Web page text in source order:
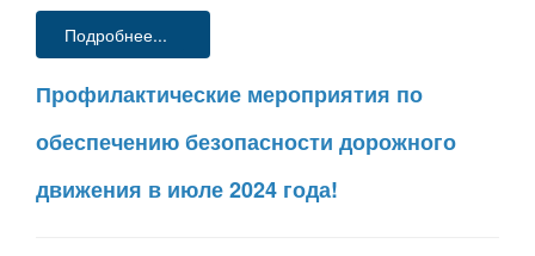
Подробнее...
Профилактические мероприятия по
обеспечению безопасности дорожного
движения в июле 2024 года!